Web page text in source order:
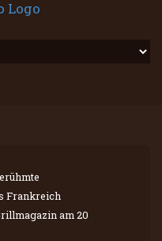
Frankreich
am 20